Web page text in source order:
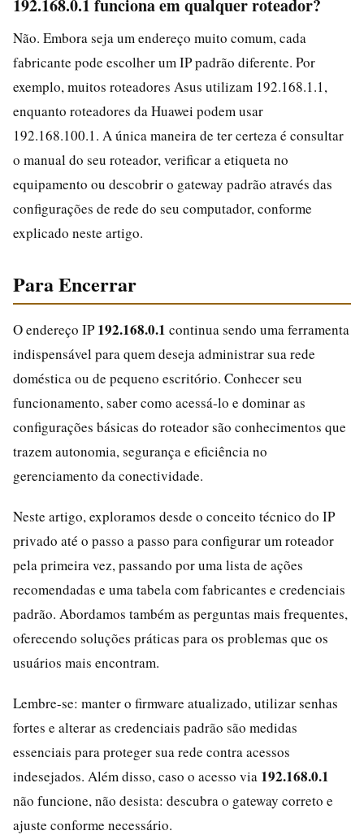
192.168.0.1 funciona em qualquer roteador?
Não. Embora seja um endereço muito comum, cada
fabricante pode escolher um IP padrão diferente. Por
exemplo, muitos roteadores Asus utilizam 192.168.1.1,
enquanto roteadores da Huawei podem usar
192.168.100.1. A única maneira de ter certeza é consultar
o manual do seu roteador, verificar a etiqueta no
equipamento ou descobrir o gateway padrão através das
configurações de rede do seu computador, conforme
explicado neste artigo.
Para Encerrar
O endereço IP192.168.0.1 continua sendo uma ferramenta
indispensável para quem deseja administrar sua rede
doméstica ou de pequeno escritório. Conhecer seu
funcionamento, saber como acessá-lo e dominar as
configurações básicas do roteador são conhecimentos que
trazem autonomia, segurança e eficiência no
gerenciamento da conectividade.
Neste artigo, exploramos desde o conceito técnico do IP
privado até o passo a passo para configurar um roteador
pela primeira vez, passando por uma lista de ações
recomendadas e uma tabela com fabricantes e credenciais
padrão. Abordamos também as perguntas mais frequentes,
oferecendo soluções práticas para os problemas que os
usuários mais encontram.
Lembre-se: manter o firmware atualizado, utilizar senhas
fortes e alterar as credenciais padrão são medidas
essenciais para proteger sua rede contra acessos
indesejados. Além disso, caso o acesso via 192.168.0.1
não funcione, não desista: descubra o gateway correto e
ajuste conforme necessário.